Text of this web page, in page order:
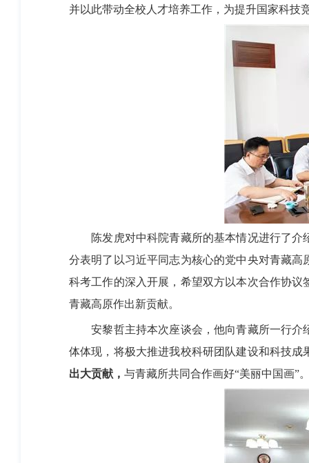
并以此带动全校人才培养工作，为提升国家科技
陈发虎对中科院青藏所的基本情况进行了介
分表明了以习近平同志为核心的党中央对青藏
科考工作的深入开展，希望双方以本次合作协
青藏高原作出新贡献。
安黎哲主持本次座谈会，他向青藏所一行介
体体现，将极大推进我校科研团队建设和科技成
出大贡献， 与青藏所共同合作画好“美丽中国画”